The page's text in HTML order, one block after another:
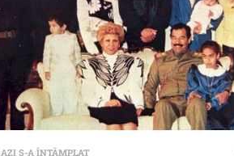
AZI S-A ÎNTÂMPLAT